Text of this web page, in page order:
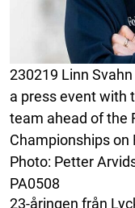
230219 Linn
a press event with
team ahead of the
Championships on
Photo: Petter
PA0508
23-åringen från